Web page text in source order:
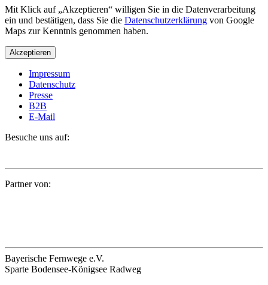
Mit Klick auf „Akzeptieren“ willigen Sie in die Datenverarbeitung
ein und bestätigen, dass Sie die Datenschutzerklärung von Google
Maps zur Kenntnis genommen haben.
Akzeptieren
Impressum
Datenschutz
Presse
B2B
E-Mail
Besuche uns auf:
Partner von:
Bayerische Fernwege e.V.
Sparte Bodensee-Königsee Radweg